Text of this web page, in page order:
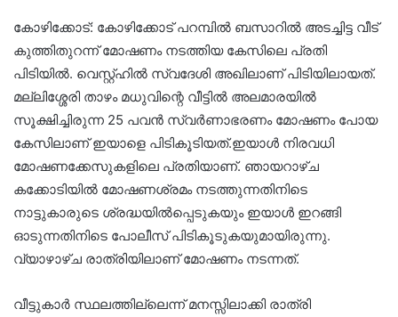
കോഴിക്കോട്: കോഴിക്കോട് പറമ്പിൽ ബസാറിൽ അടച്ചിട്ട വീട്
കുത്തിതുറന്ന് മോഷണം നടത്തിയ കേസിലെ പ്രതി
പിടിയിൽ. വെസ്റ്റ്ഹിൽ സ്വദേശി അഖിലാണ് പിടിയിലായത്.
മല്ലിശ്ശേരി താഴം മധുവിന്റെ വീട്ടിൽ അലമാരയിൽ
സൂക്ഷിച്ചിരുന്ന 25 പവൻ സ്വർണാഭരണം മോഷണം പോയ
കേസിലാണ് ഇയാളെ പിടികൂടിയത്.ഇയാൾ നിരവധി
മോഷണക്കേസുകളിലെ പ്രതിയാണ്. ഞായറാഴ്ച
കക്കോടിയിൽ മോഷണശ്രമം നടത്തുന്നതിനിടെ
നാട്ടുകാരുടെ ശ്രദ്ധയിൽപ്പെടുകയും ഇയാൾ ഇറങ്ങി
ഓടുന്നതിനിടെ പോലീസ് പിടികൂടുകയുമായിരുന്നു.
വ്യാഴാഴ്ച രാത്രിയിലാണ് മോഷണം നടന്നത്.
വീട്ടുകാർ സ്ഥലത്തില്ലെന്ന് മനസ്സിലാക്കി രാത്രി